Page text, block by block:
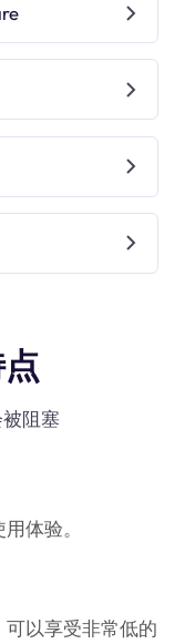
阻塞
体验。
以享受非常低的